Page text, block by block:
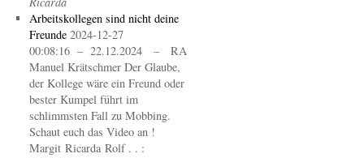
Arbeitskollegen sind nicht deine
Freunde 2024-12-27
00:08:16 – 22.12.2024 – RA
Manuel Krätschmer Der Glaube,
der Kollege wäre ein Freund oder
bester Kumpel führt im
schlimmsten Fall zu Mobbing.
Schaut euch das Video an !
Margit Ricarda Rolf . . :